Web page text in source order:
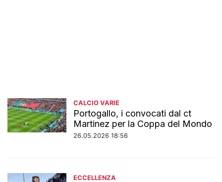
CALCIO VARIE
Portogallo, i convocati dal ct
Martinez per la Coppa del Mondo
26.05.2026 18:56
ECCELLENZA